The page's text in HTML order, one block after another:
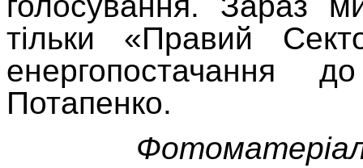
тільки «Правий
Потапенко.